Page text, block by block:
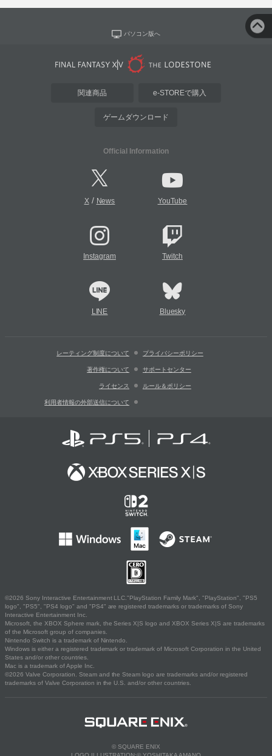
パソコン版へ
関連商品 e-STOREで購入
ゲームダウンロード
Official Information
X/ News YouTube
Instagram Twitch
LINE Bluesky
レーティング制度について プライバシーポリシー
著作権について サポートセンター
ライセンス ルール＆ポリシー
利用者情報の外部送信について
©2026 Sony Interactive Entertainment LLC."PlayStation Family Mark", "PlayStation", "PS5
logo", "PS5", "PS4 logo" and "PS4" are registered trademarks or trademarks of Sony
Interactive Entertainment Inc.
Microsoft, the XBOX Sphere mark, the Series X|S logo and XBOX Series X|S are trademarks
of the Microsoft group of companies.
Nintendo Switch is a trademark of Nintendo.
Windows is either a registered trademark or trademark of Microsoft Corporation in the United
States and/or other countries.
Mac is a trademark of Apple Inc.
©2026 Valve Corporation. Steam and the Steam logo are trademarks and/or registered
trademarks of Valve Corporation in the U.S. and/or other countries.
© SQUARE ENIX